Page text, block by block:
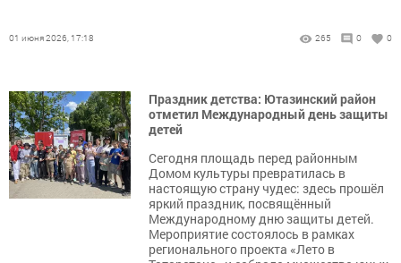
01 июня 2026, 17:18 265 0 0
Праздник детства: Ютазинский район
отметил Международный день защиты
детей
Сегодня площадь перед районным
Домом культуры превратилась в
настоящую страну чудес: здесь прошёл
яркий праздник, посвящённый
Международному дню защиты детей.
Мероприятие состоялось в рамках
регионального проекта «Лето в